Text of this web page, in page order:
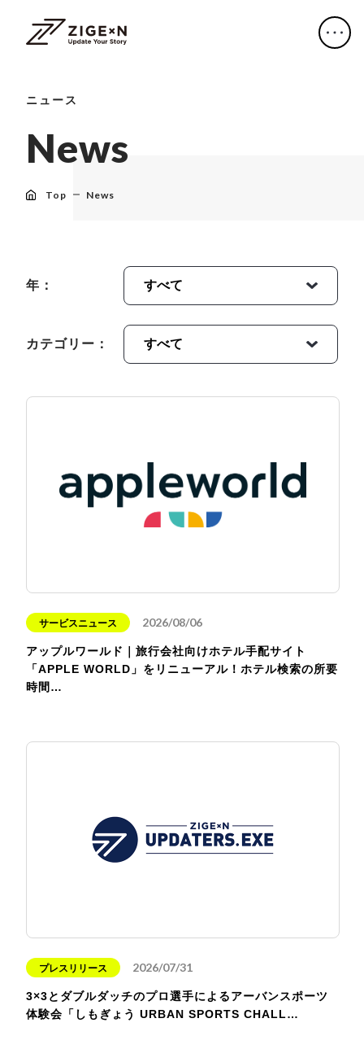
ニュース
News
Top News
年：
カテゴリー：
サービスニュース 2026/08/06
アップルワールド｜旅行会社向けホテル手配サイト
「APPLE WORLD」をリニューアル！ホテル検索の所要
時間…
プレスリリース 2026/07/31
3×3とダブルダッチのプロ選手によるアーバンスポーツ
体験会「しもぎょう URBAN SPORTS CHALL…